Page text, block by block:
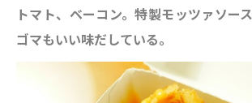
トマト、ベーコン。特製モッツァソー
ゴマもいい味だしている。